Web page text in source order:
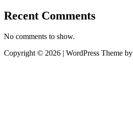
Recent Comments
No comments to show.
Copyright © 2026 | WordPress Theme by